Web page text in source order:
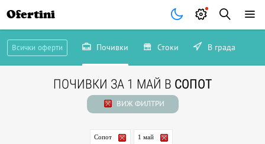
Ofertini
Всички оферти Почивки Стоки В града
ПОЧИВКИ ЗА 1 МАЙ В СОПОТ
ВИЖ ФИЛТРИ
Сопот 1 май